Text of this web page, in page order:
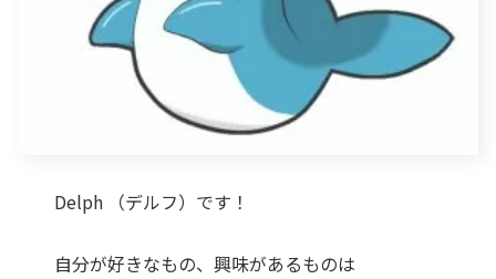
Delph （デルフ）です！
自分が好きなもの、興味があるものは